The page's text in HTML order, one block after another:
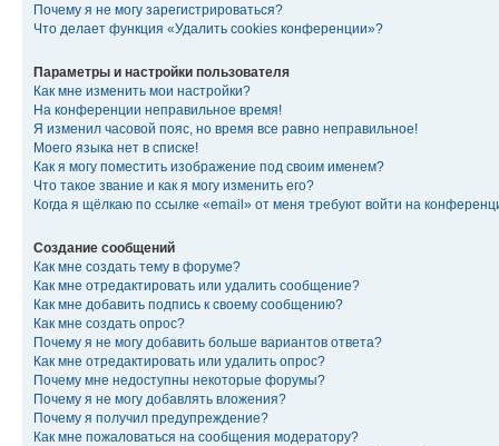
Почему я не могу зарегистрироваться?
Что делает функция «Удалить cookies конференции»?
Параметры и настройки пользователя
Как мне изменить мои настройки?
На конференции неправильное время!
Я изменил часовой пояс, но время все равно неправильное!
Моего языка нет в списке!
Как я могу поместить изображение под своим именем?
Что такое звание и как я могу изменить его?
Когда я щёлкаю по ссылке «email» от меня требуют войти на
Создание сообщений
Как мне создать тему в форуме?
Как мне отредактировать или удалить сообщение?
Как мне добавить подпись к своему сообщению?
Как мне создать опрос?
Почему я не могу добавить больше вариантов ответа?
Как мне отредактировать или удалить опрос?
Почему мне недоступны некоторые форумы?
Почему я не могу добавлять вложения?
Почему я получил предупреждение?
Как мне пожаловаться на сообщения модератору?